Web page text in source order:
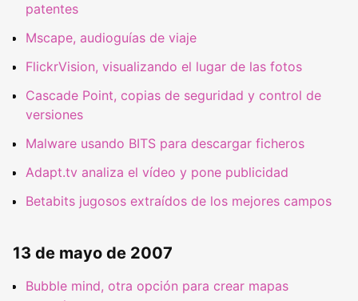
patentes
Mscape, audioguías de viaje
FlickrVision, visualizando el lugar de las fotos
Cascade Point, copias de seguridad y control de
versiones
Malware usando BITS para descargar ficheros
Adapt.tv analiza el vídeo y pone publicidad
Betabits jugosos extraídos de los mejores campos
13 de mayo de 2007
Bubble mind, otra opción para crear mapas